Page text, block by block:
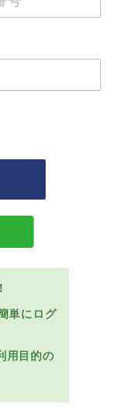
単にログ
用目的の